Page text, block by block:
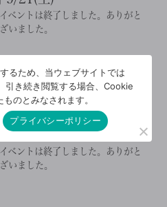
ベントは終了しました。ありがと
いました。
4
加無料】心配しない子
が学べる！子育てまつ
6/22(土)
ベントは終了しました。ありがと
いました。
るため、当ウェブサイトでは
引き続き閲覧する場合、Cookie
のとみなされます。
プライバシーポリシー